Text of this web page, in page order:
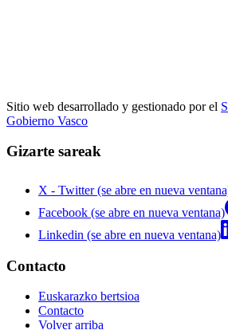
Sitio web desarrollado y gestionado por el
Gobierno Vasco
Gizarte sareak
X - Twitter (se abre en nueva
Facebook (se abre en nueva ventana)
Linkedin (se abre en nueva ventana)
Contacto
Euskarazko bertsioa
Contacto
Volver arriba